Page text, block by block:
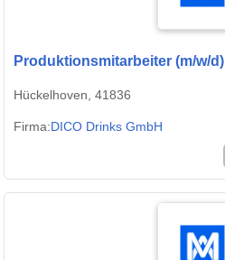
Produktionsmitarbeiter (m/w/d)
Hückelhoven, 41836
Firma:DICO Drinks GmbH